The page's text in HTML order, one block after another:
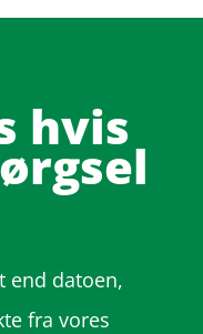
hvis
end datoen,
fra vores